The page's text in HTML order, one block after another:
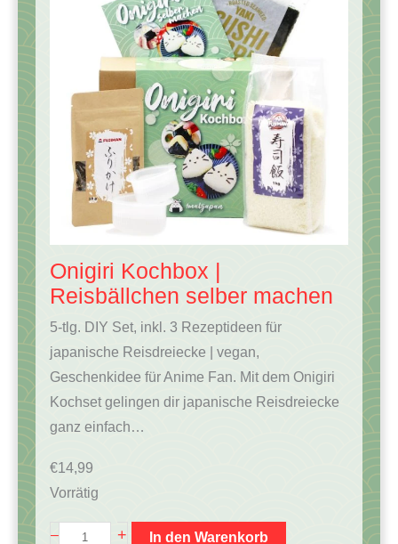
Onigiri Kochbox |
Reisbällchen selber machen
5-tlg. DIY Set, inkl. 3 Rezeptideen für
japanische Reisdreiecke | vegan,
Geschenkidee für Anime Fan. Mit dem Onigiri
Kochset gelingen dir japanische Reisdreiecke
ganz einfach…
€14,99
Vorrätig
–
O + In den Warenkorb